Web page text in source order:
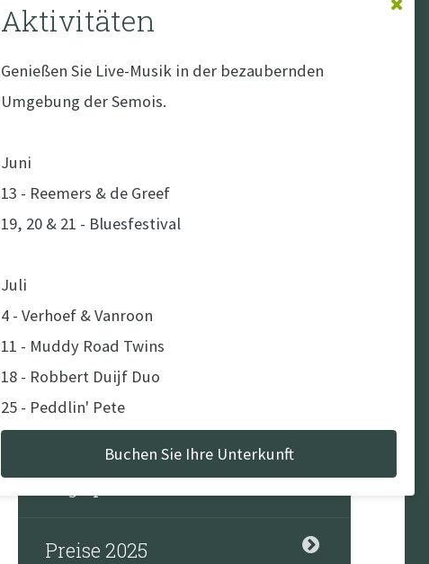
Touristische Orte
Nachrichten
Rückstellungen
Lage plan
Preise 2025
Aktivitäten
Genießen Sie Live-Musik in der bezaubernden
Umgebung der Semois.
Juni
13 - Reemers & de Greef
19, 20 & 21 - Bluesfestival
Juli
4 - Verhoef & Vanroon
11 - Muddy Road Twins
18 - Robbert Duijf Duo
25 - Peddlin' Pete
1 - Clark & The Aces
Buchen Sie Ihre Unterkunft